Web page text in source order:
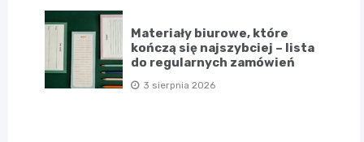
Materiały biurowe, które
kończą się najszybciej – lista
do regularnych zamówień
3 sierpnia 2026